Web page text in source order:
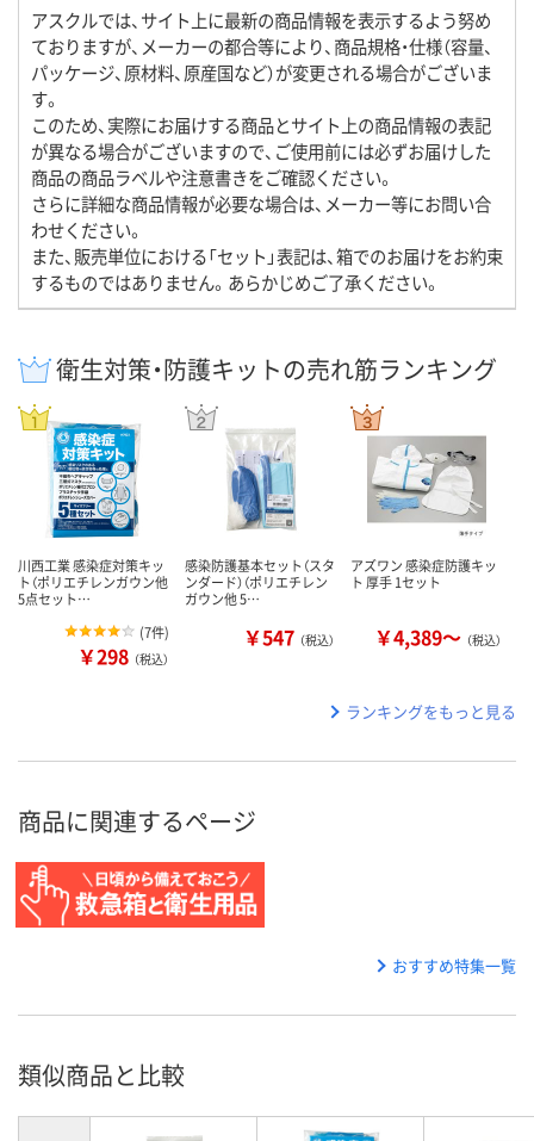
アスクルでは、サイト上に最新の商品情報を表示するよう努め
ておりますが、メーカーの都合等により、商品規格・仕様（容量、
パッケージ、原材料、原産国など）が変更される場合がございま
す。
このため、実際にお届けする商品とサイト上の商品情報の表記
が異なる場合がございますので、ご使用前には必ずお届けした
商品の商品ラベルや注意書きをご確認ください。
さらに詳細な商品情報が必要な場合は、メーカー等にお問い合
わせください。
また、販売単位における「セット」表記は、箱でのお届けをお約束
するものではありません。あらかじめご了承ください。
衛生対策・防護キットの売れ筋ランキング
川西工業 感染症対策キッ
ト（ポリエチレンガウン他
5点セット…
(7件)
￥298 （税込）
感染防護基本セット（スタ
ンダード）（ポリエチレン
ガウン他 5…
￥547 （税込）
アズワン 感染症防護キッ
ト 厚手 1セット
￥4,389～ （税込）
ランキングをもっと見る
商品に関連するページ
おすすめ特集一覧
類似商品と比較